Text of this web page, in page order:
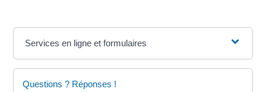
Services en ligne et formulaires
Questions ? Réponses !